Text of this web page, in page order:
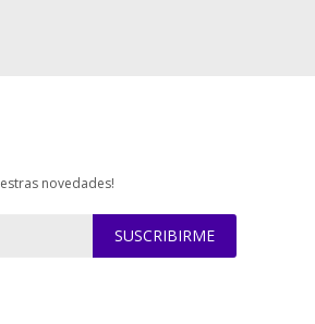
novedades!
SUSCRIBIRME